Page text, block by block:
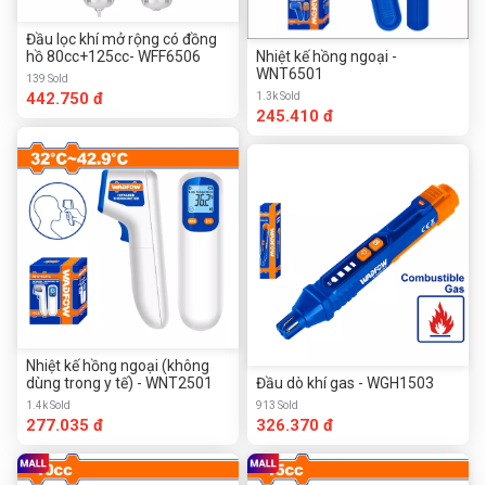
Đầu lọc khí mở rộng có đồng
hồ 80cc+125cc- WFF6506
139 Sold
442.750 đ
Nhiệt kế hồng ngoại (không
dùng trong y tế) - WNT2501
1.4k Sold
277.035 đ
Nhiệt kế hồng ngoại -
WNT6501
1.3k Sold
245.410 đ
Đầu dò khí gas - WGH1503
913 Sold
326.370 đ